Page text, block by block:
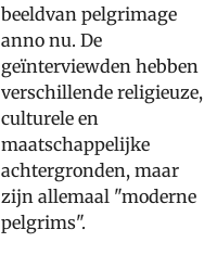
beeldvan pelgrimage
anno nu. De
geïnterviewden hebben
verschillende religieuze,
culturele en
maatschappelijke
achtergronden, maar
zijn allemaal "moderne
pelgrims".